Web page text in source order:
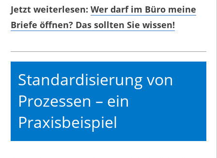
Jetzt weiterlesen: Wer darf im Büro meine
Briefe öffnen? Das sollten Sie wissen!
Standardisierung von
Prozessen – ein
Praxisbeispiel